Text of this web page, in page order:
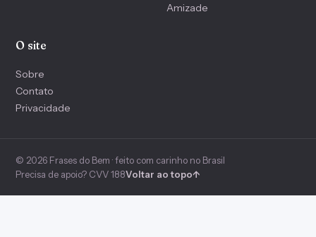
Amizade
O site
Sobre
Contato
Privacidade
© 2026 Frases do Bem · feito com carinho no Brasil
Precisa de apoio? CVV 188Voltar ao topo↑